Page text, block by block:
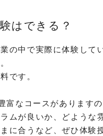
はできる？
の中で実際に体験して
です。
富なコースがあります
ムが良いか、どような
に合うなど、ぜひ体験